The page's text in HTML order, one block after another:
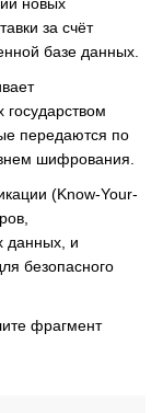
за счёт
базе данных.
передаются по
шифрования.
(Know-Your-
данных, и
безопасного
фрагмент